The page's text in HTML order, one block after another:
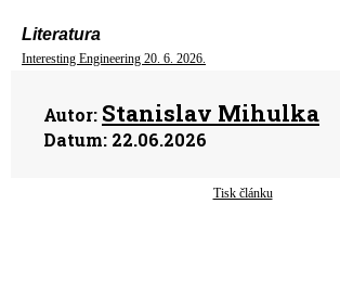
Literatura
Interesting Engineering 20. 6. 2026.
Autor: Stanislav Mihulka
Datum: 22.06.2026
Tisk článku